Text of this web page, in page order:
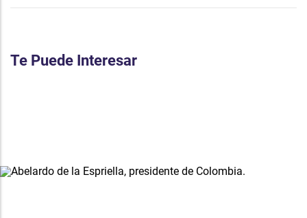
Te Puede Interesar